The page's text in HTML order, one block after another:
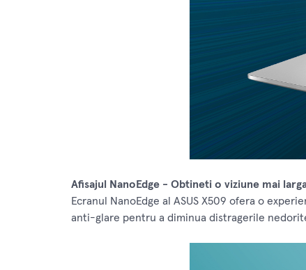
Afisajul NanoEdge - Obtineti o viziune mai
Ecranul NanoEdge al ASUS X509 ofera o
anti-glare pentru a diminua distragerile